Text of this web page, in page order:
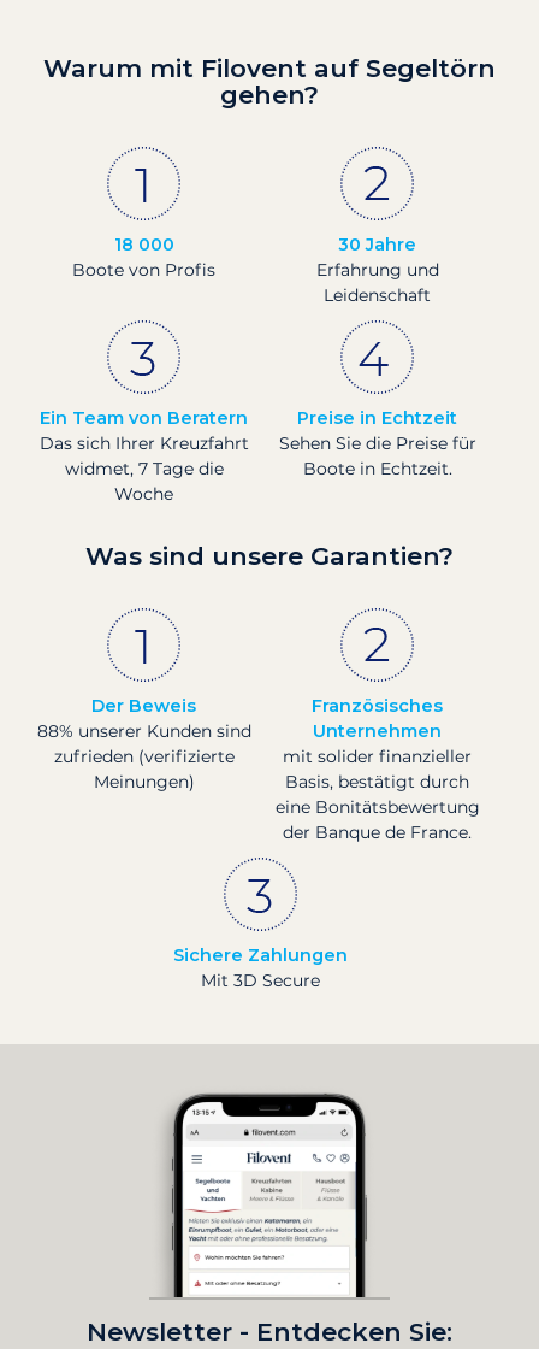
Warum mit Filovent auf Segeltörn
gehen?
18 000
Boote von Profis
30 Jahre
Erfahrung und
Leidenschaft
Ein Team von Beratern
Das sich Ihrer Kreuzfahrt
widmet, 7 Tage die
Woche
Preise in Echtzeit
Sehen Sie die Preise für
Boote in Echtzeit.
Was sind unsere Garantien?
Der Beweis
88% unserer Kunden sind
zufrieden (verifizierte
Meinungen)
Französisches
Unternehmen
mit solider finanzieller
Basis, bestätigt durch
eine Bonitätsbewertung
der Banque de France.
Sichere Zahlungen
Mit 3D Secure
Newsletter - Entdecken Sie: